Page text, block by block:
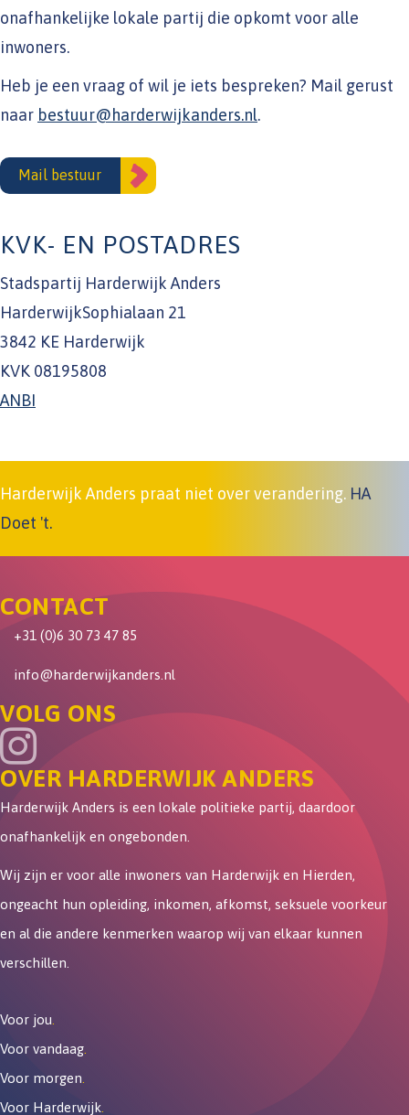
onafhankelijke lokale partij die opkomt voor alle
inwoners.
Heb je een vraag of wil je iets bespreken? Mail gerust
naar bestuur@harderwijkanders.nl.
Mail bestuur
KVK- EN POSTADRES
Stadspartij Harderwijk Anders
HarderwijkSophialaan 21
3842 KE Harderwijk
KVK 08195808
ANBI
Harderwijk Anders praat niet over verandering. HA
Doet 't.
CONTACT
+31 (0)6 30 73 47 85
info@harderwijkanders.nl
VOLG ONS
OVER HARDERWIJK ANDERS
Harderwijk Anders is een lokale politieke partij, daardoor
onafhankelijk en ongebonden.
Wij zijn er voor alle inwoners van Harderwijk en Hierden,
ongeacht hun opleiding, inkomen, afkomst, seksuele voorkeur
en al die andere kenmerken waarop wij van elkaar kunnen
verschillen.
Voor jou
Voor vandaag
Voor morgen
Voor Harderwijk